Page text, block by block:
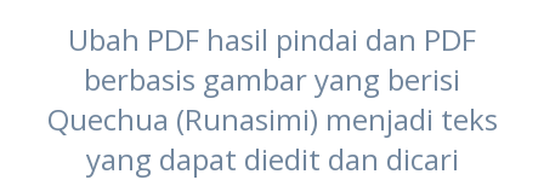
Ubah PDF hasil pindai dan PDF
berbasis gambar yang berisi
Quechua (Runasimi) menjadi teks
yang dapat diedit dan dicari